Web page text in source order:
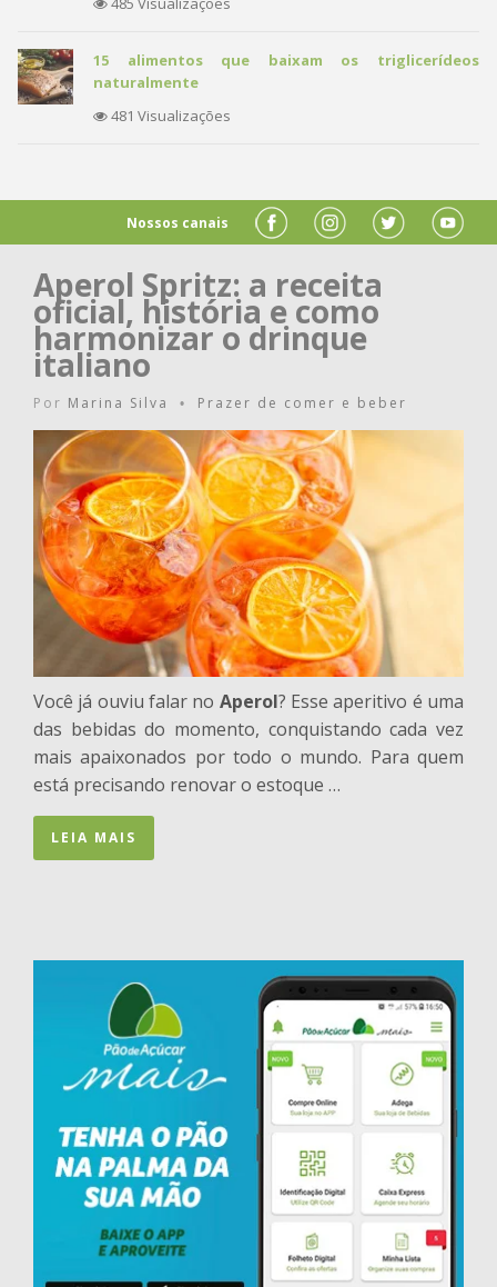
15 alimentos que baixam os triglicerídeos
naturalmente
481 Visualizações
Nossos canais
Aperol Spritz: a receita
oficial, história e como
harmonizar o drinque
italiano
Por Marina Silva • Prazer de comer e beber
Você já ouviu falar no Aperol? Esse aperitivo é uma
das bebidas do momento, conquistando cada vez
mais apaixonados por todo o mundo. Para quem
está precisando renovar o estoque …
LEIA MAIS